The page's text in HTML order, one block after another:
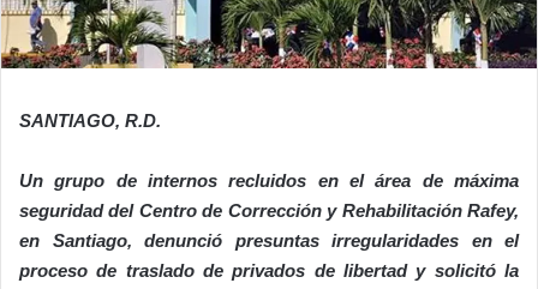
SANTIAGO, R.D.
Un grupo de internos recluidos en el área de máxima
seguridad del Centro de Corrección y Rehabilitación Rafey,
en Santiago, denunció presuntas irregularidades en el
proceso de traslado de privados de libertad y solicitó la